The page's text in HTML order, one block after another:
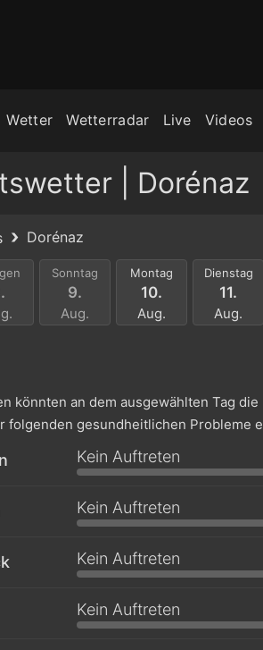
Wetter Wetterradar Live Videos
| Dorénaz
Dorénaz
Sonntag
9.
Aug.
Montag
10.
Aug.
Dienstag
11.
Aug.
könnten an dem ausgewählten Tag die
folgenden gesundheitlichen Probleme
Kein Auftreten
Kein Auftreten
Kein Auftreten
Kein Auftreten